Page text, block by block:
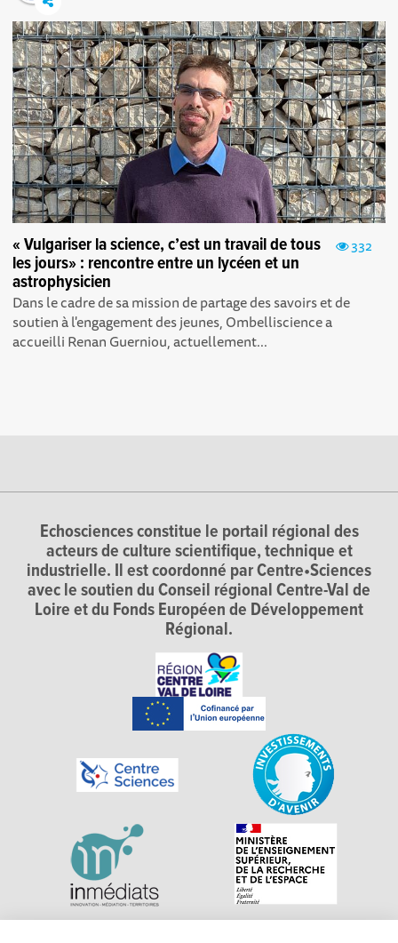
332
« Vulgariser la science, c’est un travail de tous
les jours» : rencontre entre un lycéen et un
astrophysicien
Dans le cadre de sa mission de partage des savoirs et de
soutien à l'engagement des jeunes, Ombelliscience a
accueilli Renan Guerniou, actuellement...
Echosciences constitue le portail régional des
acteurs de culture scientifique, technique et
industrielle. Il est coordonné par Centre•Sciences
avec le soutien du Conseil régional Centre-Val de
Loire et du Fonds Européen de Développement
Régional.